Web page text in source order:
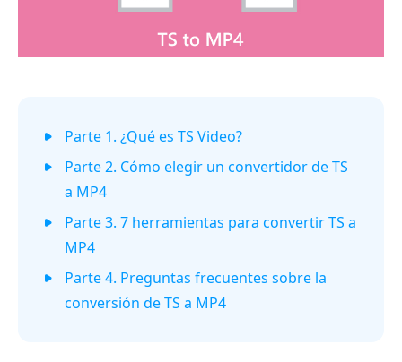
Parte 1. ¿Qué es TS Video?
Parte 2. Cómo elegir un convertidor de TS
a MP4
Parte 3. 7 herramientas para convertir TS a
MP4
Parte 4. Preguntas frecuentes sobre la
conversión de TS a MP4